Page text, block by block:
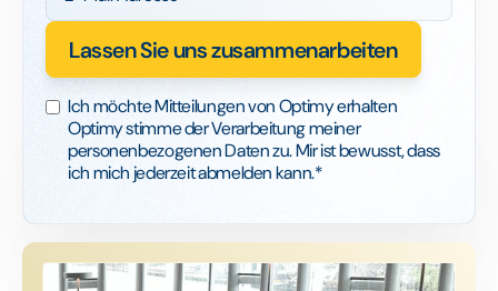
Ich möchte Mitteilungen von Optimy erhalten
Optimy stimme der Verarbeitung meiner
personenbezogenen Daten zu. Mir ist bewusst, dass
ich mich jederzeit abmelden kann.*